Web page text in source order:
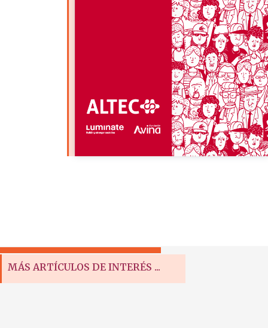
MÁS ARTÍCULOS DE INTERÉS ...